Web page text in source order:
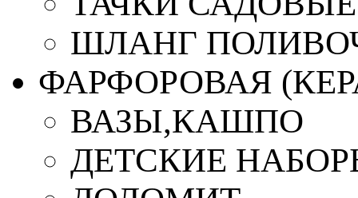
ШЛАНГ
ФАРФОРОВАЯ
ВАЗЫ,КАШПО
ДЕТСКИЕ